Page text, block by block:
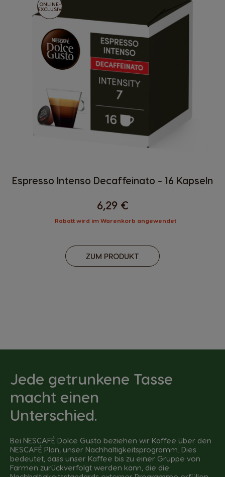
ONLINE-
EXCLUSIV
Espresso Intenso Decaffeinato - 16 Kapseln
6,29 €
Rabatt wird im Warenkorb angewendet
ZUM PRODUKT
Jede getrunkene Tasse
macht einen
Unterschied.
Bei NESCAFÉ Dolce Gusto beziehen wir Kaffee über den
NESCAFÉ Plan, unser Nachhaltigkeitsprogramm. Dies
bedeutet, dass unser Kaffee bis zu einer Gruppe von
Farmen zurückverfolgt werden kann, die die